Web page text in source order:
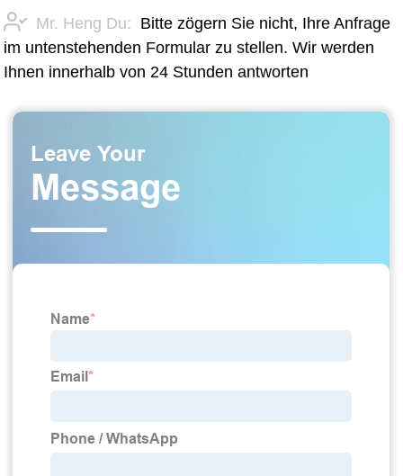
Mr. Heng Du: Bitte zögern Sie nicht, Ihre Anfrage
im untenstehenden Formular zu stellen. Wir werden
Ihnen innerhalb von 24 Stunden antworten